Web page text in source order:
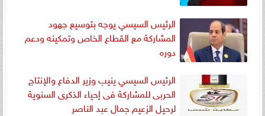
الرئيس السيسي يوجه بتوسيع جهود
المشاركة مع القطاع الخاص وتمكينه ودعم
دوره
الرئيس السيسي ينيب وزير الدفاع والإنتاج
الحربى للمشاركة فى إحياء الذكرى السنوية
لرحيل الزعيم جمال عبد الناصر